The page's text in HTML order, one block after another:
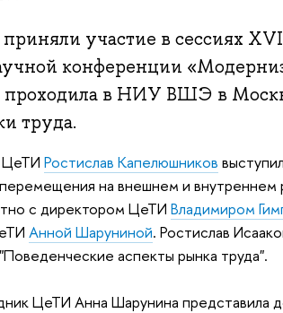
участие в сессиях
конференции
проходила в НИУ ВШЭ в
труда.
ЦеТИРостислав Капелюшников
на внешнем и внутреннем
с директором ЦеТИВладимиром
Анной Шаруниной. Ростислав
Поведенческие аспекты рынка труда".
ЦеТИ Анна Шарунина представила